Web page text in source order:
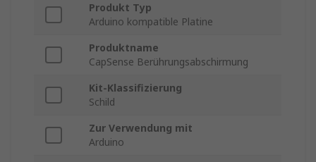
Produkt Typ
Arduino kompatible Platine
Produktname
CapSense Berührungsabschirmung
Kit-Klassifizierung
Schild
Zur Verwendung mit
Arduino